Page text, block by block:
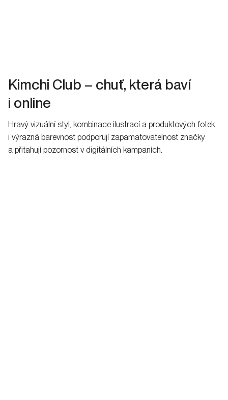
Kimchi Club – chuť, která baví
i online
Hravý vizuální styl, kombinace ilustrací a produktových fotek
i výrazná barevnost podporují zapamatovatelnost značky
a přitahují pozornost v digitálních kampaních.